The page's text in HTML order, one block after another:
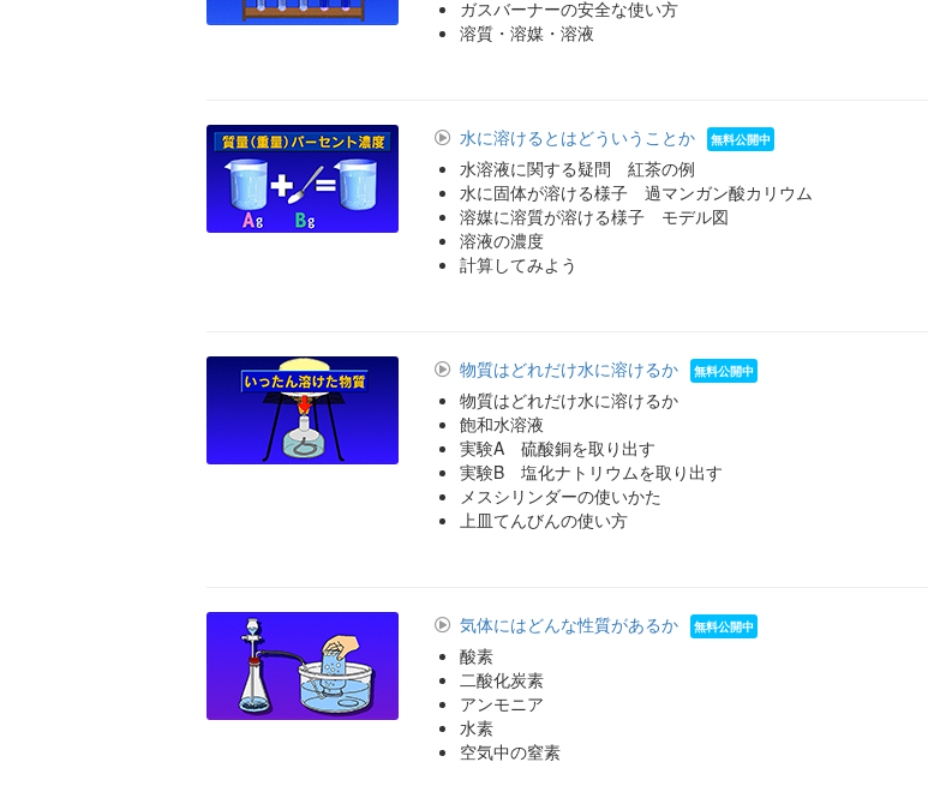
ガスバーナーの安全な使い方
溶質・溶媒・溶液
水に溶けるとはどういうことか
水溶液に関する疑問 紅茶の例
水に固体が溶ける様子 過マンガン酸カリウム
溶媒に溶質が溶ける様子 モデル図
溶液の濃度
計算してみよう
物質はどれだけ水に溶けるか
物質はどれだけ水に溶けるか
飽和水溶液
実験A 硫酸銅を取り出す
実験B 塩化ナトリウムを取り出す
メスシリンダーの使いかた
上皿てんびんの使い方
気体にはどんな性質があるか
酸素
二酸化炭素
アンモニア
水素
空気中の窒素